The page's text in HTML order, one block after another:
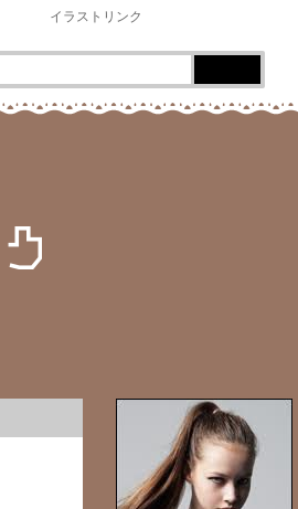
イラストリンク